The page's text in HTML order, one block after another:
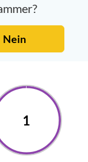
Nein
1